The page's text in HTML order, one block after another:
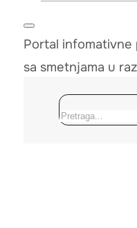
Portal
sa smetnjama u
Pretraga